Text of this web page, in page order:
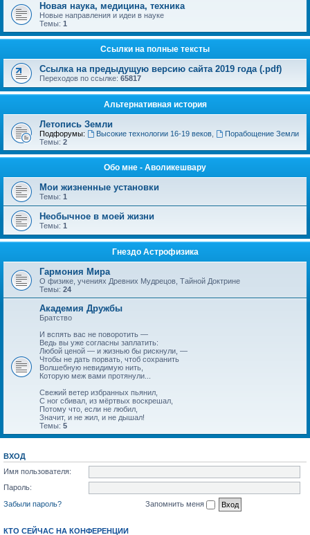
Новая наука, медицина, техника
Новые направления и идеи в науке
Темы: 1
Ссылки на полные тексты
Ссылка на предыдущую версию сайта 2019 года (.pdf)
Переходов по ссылке: 65817
Альтернативная история
Летопись Земли
Подфорумы: Высокие технологии 16-19 веков,
Порабощение Земли
Темы: 2
Обо мне - Аволикешвару
Мои жизненные установки
Темы: 1
Необычное в моей жизни
Темы: 1
Гнездо Астрофизика
Гармония Мира
О физике, учениях Древних Мудрецов, Тайной Доктрине
Темы: 24
Академия Дружбы
Братство
И вспять вас не поворотить —
Ведь вы уже согласны заплатить:
Любой ценой — и жизнью бы рискнули, —
Чтобы не дать порвать, чтоб сохранить
Волшебную невидимую нить,
Которую меж вами протянули...
Свежий ветер избранных пьянил,
С ног сбивал, из мёртвых воскрешал,
Потому что, если не любил,
Значит, и не жил, и не дышал!
Темы: 5
ВХОД
Имя пользователя:
Пароль:
Забыли пароль?
Запомнить меня
КТО СЕЙЧАС НА КОНФЕРЕНЦИИ